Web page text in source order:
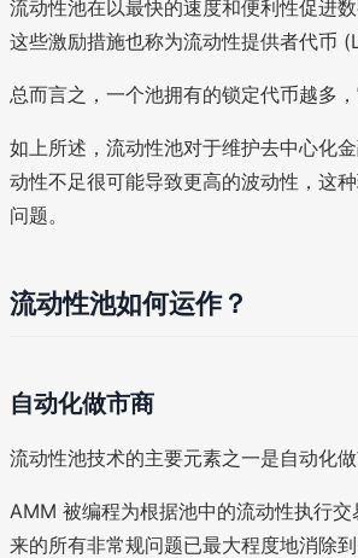
流动性池在以最快的速度和便利性促进
这些激励措施也称为流动性提供者代币
总而言之，一个池拥有的锁定代币越多
如上所述，流动性池对于维护去中心化
动性不足很可能导致更高的波动性，这
问题。
流动性池如何运作？
自动化做市商
流动性池技术的主要元素之一是自动化
AMM 被编程为根据池中的流动性执行
来的所有非常规问题已最大程度地消除到